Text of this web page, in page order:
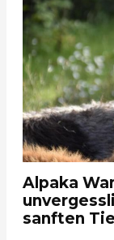
Alpaka
sanften